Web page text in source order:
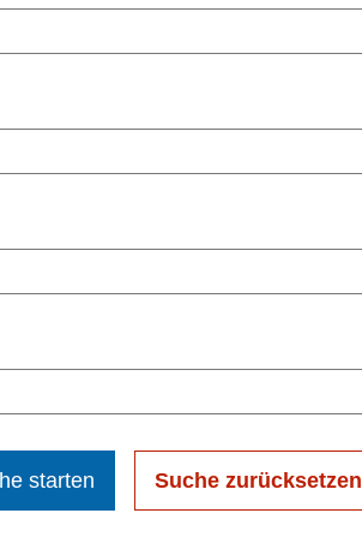
starten Suche zurücksetzen